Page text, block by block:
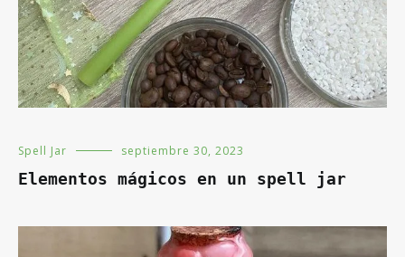
Spell Jar septiembre 30, 2023
Elementos mágicos en un spell jar